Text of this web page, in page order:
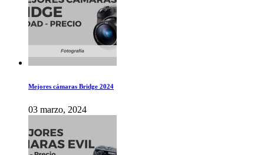
Mejores cámaras Bridge 2024
03 marzo, 2024